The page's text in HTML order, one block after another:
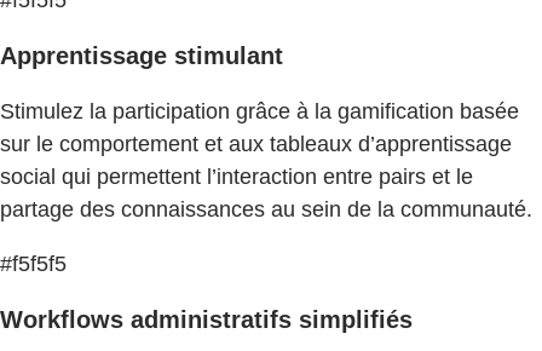
Apprentissage stimulant
Stimulez la participation grâce à la gamification basée
sur le comportement et aux tableaux d’apprentissage
social qui permettent l’interaction entre pairs et le
partage des connaissances au sein de la communauté.
#f5f5f5
Workflows administratifs simplifiés